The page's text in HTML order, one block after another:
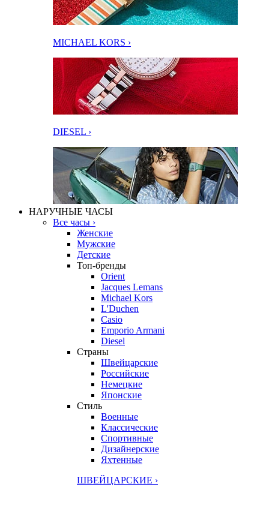
MICHAEL KORS ›
DIESEL ›
НАРУЧНЫЕ ЧАСЫ
Все часы ›
Женские
Мужские
Детские
Топ-бренды
Orient
Jacques Lemans
Michael Kors
L'Duchen
Casio
Emporio Armani
Diesel
Страны
Швейцарские
Российские
Немецкие
Японские
Стиль
Военные
Классические
Спортивные
Дизайнерские
Яхтенные
ШВЕЙЦАРСКИЕ ›